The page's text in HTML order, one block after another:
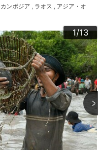
カンボジア ラオス
アジア・オ
1/13
2/13
3/13
4/13
5/13
6/13
7/13
8/13
9/13
10/13
11/13
12/13
13/13